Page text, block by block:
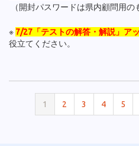
（開封パスワードは県内顧問用の
※ 7/27「テストの解答・解説」ア
役立てください。
1 2 3 4 5